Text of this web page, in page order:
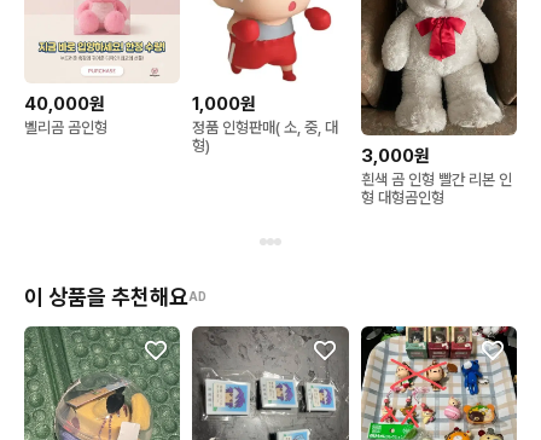
40,000원
벨리곰 곰인형
1,000원
정품 인형판매( 소, 중, 대
형)
3,000원
흰색 곰 인형 빨간 리본 인
형 대형곰인형
이 상품을 추천해요AD